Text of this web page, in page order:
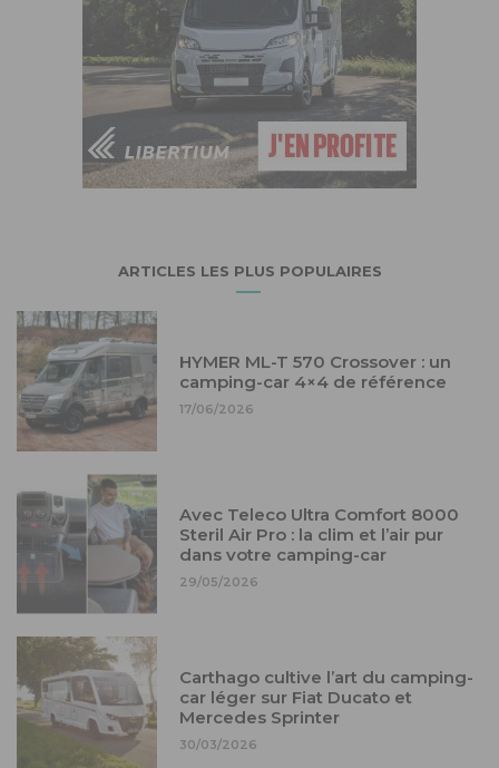
ARTICLES LES PLUS POPULAIRES
HYMER ML-T 570 Crossover : un
camping-car 4×4 de référence
17/06/2026
Avec Teleco Ultra Comfort 8000
Steril Air Pro : la clim et l’air pur
dans votre camping-car
29/05/2026
Carthago cultive l’art du camping-
car léger sur Fiat Ducato et
Mercedes Sprinter
30/03/2026